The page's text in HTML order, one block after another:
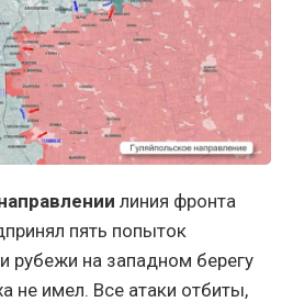
линия фронта
пять попыток
рубежи на западном берегу
не имел. Все атаки отбиты,